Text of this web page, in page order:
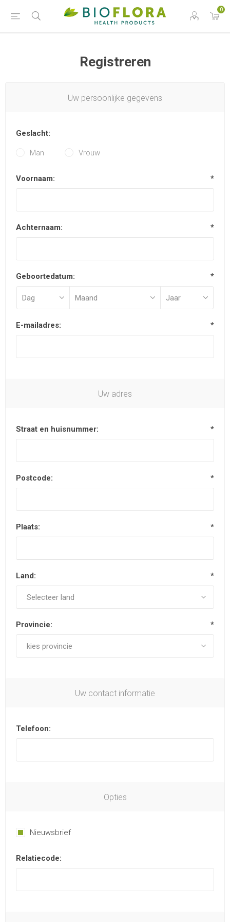
0
Registreren
Uw persoonlijke gegevens
Geslacht:
Man Vrouw
Voornaam: *
Achternaam: *
Geboortedatum: *
E-mailadres: *
Uw adres
Straat en huisnummer: *
Postcode: *
Plaats: *
Land: *
Provincie: *
Uw contact informatie
Telefoon:
Opties
Nieuwsbrief
Relatiecode: